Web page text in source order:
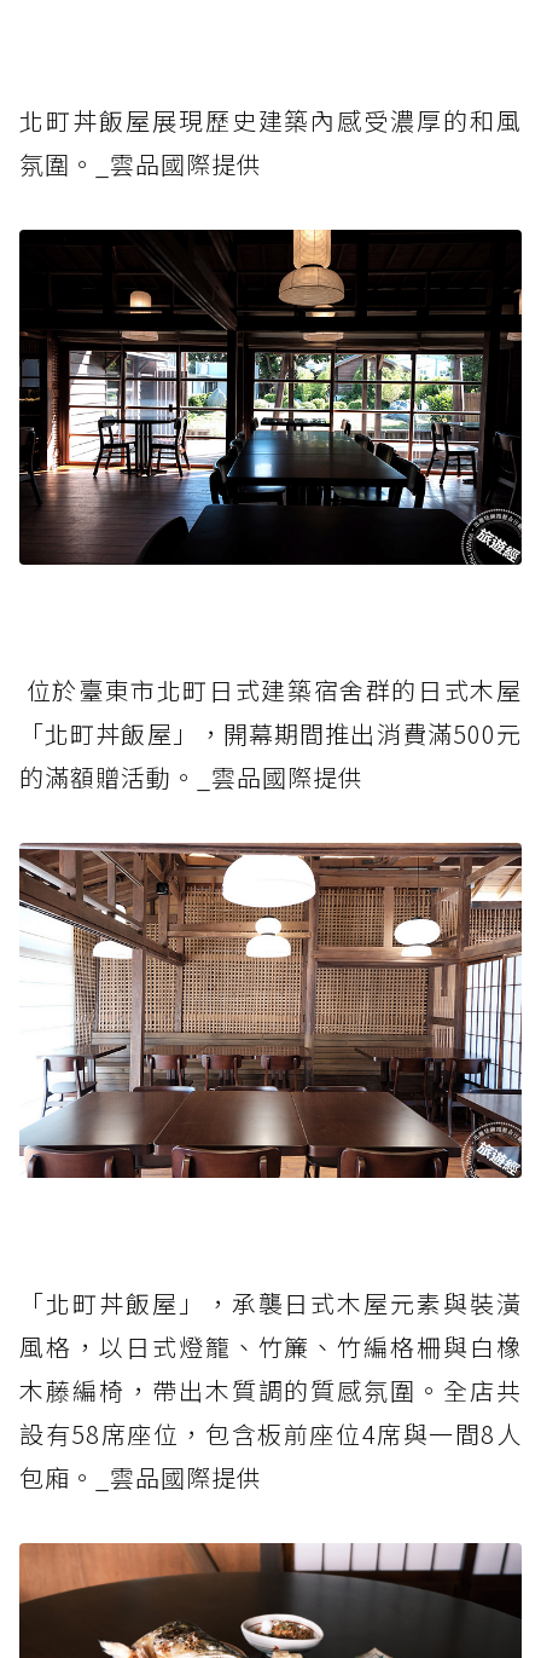
北町丼飯屋展現歷史建築內感受濃厚的和風
氛圍。_雲品國際提供
位於臺東市北町日式建築宿舍群的日式木屋
「北町丼飯屋」，開幕期間推出消費滿500元
的滿額贈活動。_雲品國際提供
「北町丼飯屋」，承襲日式木屋元素與裝潢
風格，以日式燈籠、竹簾、竹編格柵與白橡
木藤編椅，帶出木質調的質感氛圍。全店共
設有58席座位，包含板前座位4席與一間8人
包廂。_雲品國際提供